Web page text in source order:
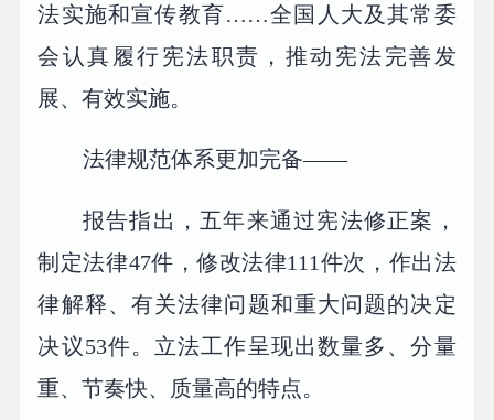
法实施和宣传教育……全国人大及其常委
会认真履行宪法职责，推动宪法完善发
展、有效实施。
法律规范体系更加完备——
报告指出，五年来通过宪法修正案，
制定法律47件，修改法律111件次，作出法
律解释、有关法律问题和重大问题的决定
决议53件。立法工作呈现出数量多、分量
重、节奏快、质量高的特点。